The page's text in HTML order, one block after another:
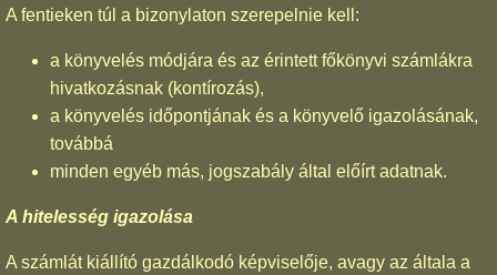
A fentieken túl a bizonylaton szerepelnie kell:
a könyvelés módjára és az érintett főkönyvi számlákra
hivatkozásnak (kontírozás),
a könyvelés időpontjának és a könyvelő igazolásának,
továbbá
minden egyéb más, jogszabály által előírt adatnak.
A hitelesség igazolása
A számlát kiállító gazdálkodó képviselője, avagy az általa a